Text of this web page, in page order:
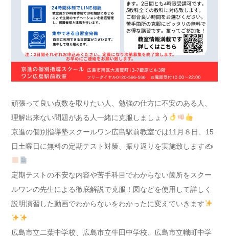
頑張って良い点数を取りたい人、勉強の仕方に不安のある人、
理解出来ない問題がある人一緒に克服しましょう
京進の個別指導塾スクールワン広島駅前教室では11月８日、15
日土曜日に無料の定期テスト対策、振り返りを実施致します✍
定期テストの不安な内容や苦手科目でわからない箇所をスクー
ルワンの先生による徹底解説で克服！図などを使用して詳しく
説明演習した動画でわからないをわかったに変えていきます
広島市立二葉中学校、広島市立牛田中学校、広島市立幟町中学